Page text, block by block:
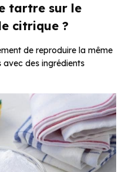
tartre sur le
citrique ?
de reproduire la même
avec des ingrédients